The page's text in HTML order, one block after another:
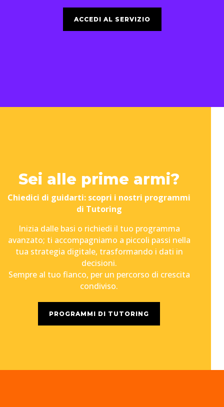
ACCEDI AL SERVIZIO
Sei alle prime armi?
Chiedici di guidarti: scopri i nostri programmi
di Tutoring
Inizia dalle basi o richiedi il tuo programma
avanzato; ti accompagniamo a piccoli passi nella
tua strategia digitale, trasformando i dati in
decisioni.
Sempre al tuo fianco, per un percorso di crescita
condiviso.
PROGRAMMI DI TUTORING